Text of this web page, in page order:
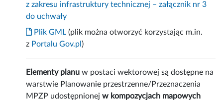
z zakresu infrastruktury technicznej – załącznik nr 3
do uchwały
Plik GML (plik można otworzyć korzystając m.in.
z Portalu Gov.pl )
Elementy planu w postaci wektorowej są dostępne na
warstwie Planowanie przestrzenne/Przeznaczenia
MPZP udostępnionejw kompozycjach mapowych